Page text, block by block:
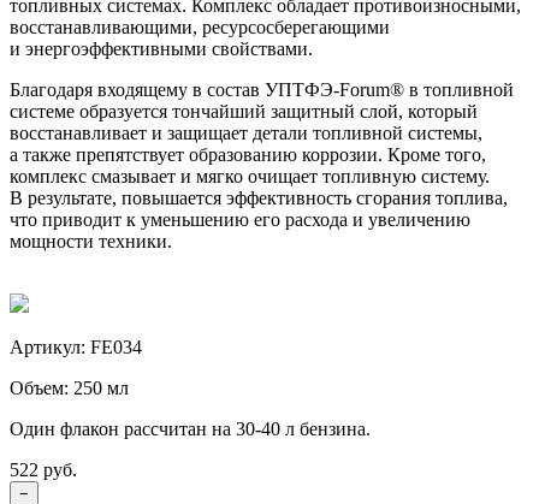
топливных системах. Комплекс обладает противоизносными,
восстанавливающими, ресурсосберегающими
и энергоэффективными свойствами.
Благодаря входящему в состав УПТФЭ-Forum® в топливной
системе образуется тончайший защитный слой, который
восстанавливает и защищает детали топливной системы,
а также препятствует образованию коррозии. Кроме того,
комплекс смазывает и мягко очищает топливную систему.
В результате, повышается эффективность сгорания топлива,
что приводит к уменьшению его расхода и увеличению
мощности техники.
Артикул: FE034
Объем: 250 мл
Один флакон рассчитан на 30-40 л бензина.
522 руб.
−